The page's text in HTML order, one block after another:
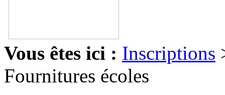
Vous êtes ici : Inscriptions
Fournitures écoles